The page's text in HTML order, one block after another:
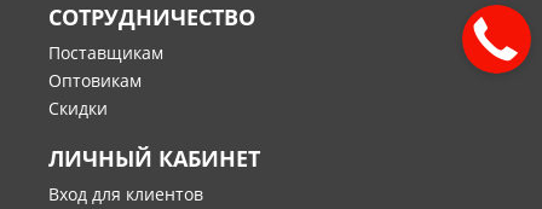
СОТРУДНИЧЕСТВО
Поставщикам
Оптовикам
Скидки
ЛИЧНЫЙ КАБИНЕТ
Вход для клиентов